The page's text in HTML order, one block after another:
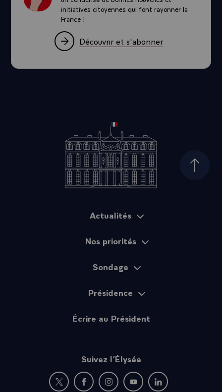
initiatives citoyennes qui font rayonner la
France !
Découvrir et s'abonner
Haut
Actualités
Nos priorités
Sondage
Présidence
Écrire au Président
Suivez l’Élysée
Nouvelle fenêtre : rejoignez-nous sur Twitter
Nouvelle fenêtre : rejoignez-nous sur
Nouvelle fenêtre : rejoignez-nous
Nouvelle fenêtre :
Nouvelle fenêtre :